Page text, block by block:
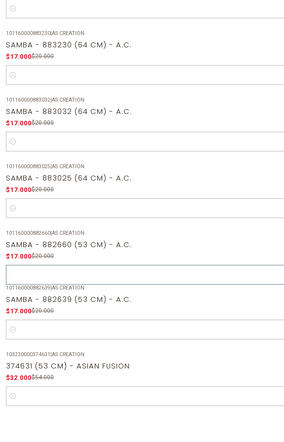
Cantidad
101160000883230| AS CREATION
SAMBA - 883230 (64 CM) - A.C.
$17.000$20.000
Cantidad
101160000883032| AS CREATION
SAMBA - 883032 (64 CM) - A.C.
$17.000$20.000
Cantidad
101160000883025 AS CREATION
SAMBA - 883025 (64 CM) - A.C.
$17.000$20.000
Cantidad
Agotado
101160000882660| AS CREATION
SAMBA - 882660 (53 CM) - A.C.
$17.000$20.000
101160000882639 AS CREATION
SAMBA - 882639 (53 CM) - A.C.
$17.000$20.000
Cantidad
OFF
103230000374631 AS CREATION
374631 (53 CM) - ASIAN FUSION
$32.000$54.000
Cantidad